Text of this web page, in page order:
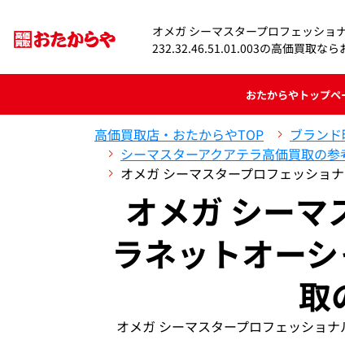
オメガ シーマスタープロフェッショ
232.32.46.51.01.003の高価買取なら
おたからやトップペ
高価買取店・おたからやTOP ブラン
シーマスターアクアテラ高価買取の参
オメガ シーマスタープロフェッショ
オメガ シーマ
ラネットオー
取
オメガ シーマスタープロフェッショ